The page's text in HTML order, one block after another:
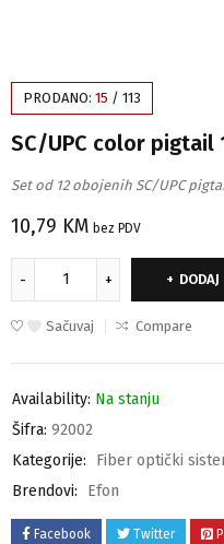
PRODANO: 15 / 113
SC/UPC color pigtail
Set od 12 obojenih SC/UPC
10,79 KM bez PDV
Sačuvaj Compare
Availability: Na stanju
Šifra: 92002
Kategorije:
Fiber optički
Brendovi:
Efon
Facebook Twitter